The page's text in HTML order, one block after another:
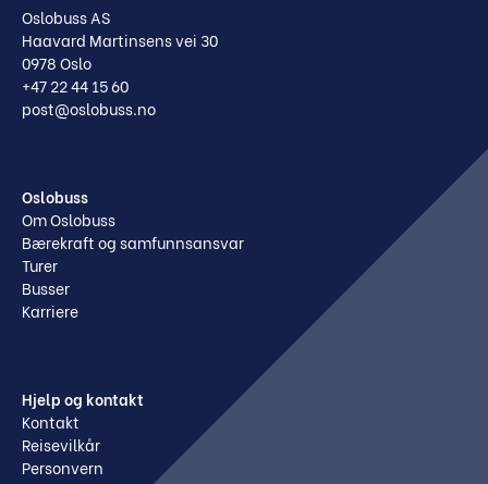
Oslobuss AS
Haavard Martinsens vei 30
0978 Oslo
+47 22 44 15 60
post@oslobuss.no
Oslobuss
Om Oslobuss
Bærekraft og samfunnsansvar
Turer
Busser
Karriere
Hjelp og kontakt
Kontakt
Reisevilkår
Personvern